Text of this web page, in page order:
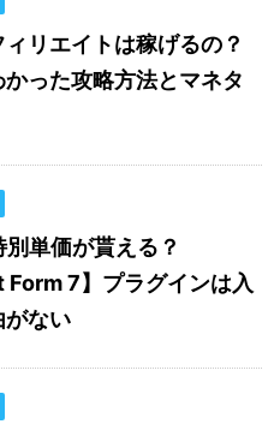
リエイトは稼げるの？
った攻略方法とマネタ
単価が貰える？
Form 7】プラグインは入
がない